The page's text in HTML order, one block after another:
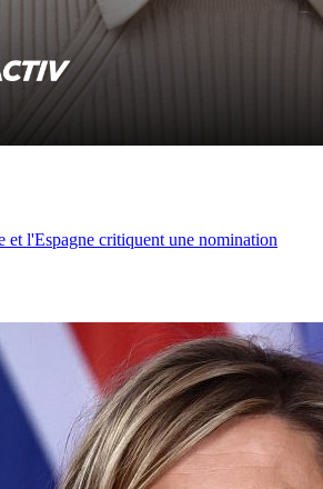
l'Espagne critiquent une nomination